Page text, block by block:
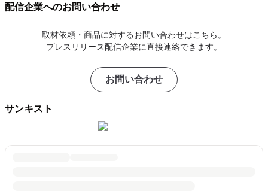
配信企業へのお問い合わせ
取材依頼・商品に対するお問い合わせはこちら。
プレスリリース配信企業に直接連絡できます。
お問い合わせ
サンキスト